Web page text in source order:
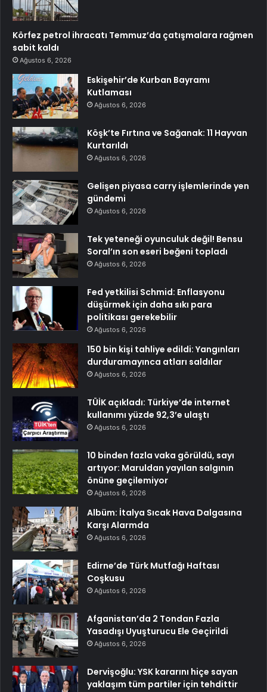
Körfez petrol ihracatı Temmuz’da çatışmalara rağmen
sabit kaldı
Ağustos 6, 2026
Eskişehir’de Kurban Bayramı
Kutlaması
Ağustos 6, 2026
Köşk’te Fırtına ve Sağanak: 11 Hayvan
Kurtarıldı
Ağustos 6, 2026
Gelişen piyasa carry işlemlerinde yen
gündemi
Ağustos 6, 2026
Tek yeteneği oyunculuk değil! Bensu
Soral’ın son eseri beğeni topladı
Ağustos 6, 2026
Fed yetkilisi Schmid: Enflasyonu
düşürmek için daha sıkı para
politikası gerekebilir
Ağustos 6, 2026
150 bin kişi tahliye edildi: Yangınları
durduramayınca atları saldılar
Ağustos 6, 2026
TÜİK açıkladı: Türkiye’de internet
kullanımı yüzde 92,3’e ulaştı
Ağustos 6, 2026
10 binden fazla vaka görüldü, sayı
artıyor: Maruldan yayılan salgının
önüne geçilemiyor
Ağustos 6, 2026
Albüm: İtalya Sıcak Hava Dalgasına
Karşı Alarmda
Ağustos 6, 2026
Edirne’de Türk Mutfağı Haftası
Coşkusu
Ağustos 6, 2026
Afganistan’da 2 Tondan Fazla
Yasadışı Uyuşturucu Ele Geçirildi
Ağustos 6, 2026
Dervişoğlu: YSK kararını hiçe sayan
yaklaşım tüm partiler için tehdittir